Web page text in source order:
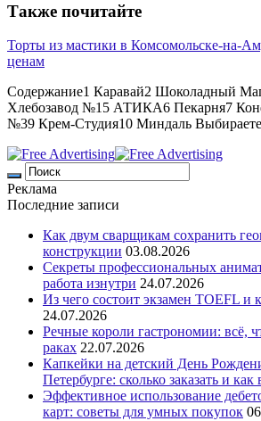
Также почитайте
Торты из мастики в Комсомольске-на-
ценам
Содержание1 Каравай2 Шоколадный
Хлебозавод №15 АТИКА6 Пекарня7
№39 Крем-Студия10 Миндаль
Реклама
Последние записи
Как двум сварщикам сохранить
конструкции 03.08.2026
Секреты профессиональных
работа изнутри 24.07.2026
Из чего состоит экзамен TOEFL и
24.07.2026
Речные короли гастрономии: всё,
раках 22.07.2026
Капкейки на детский День
Петербурге: сколько заказать и как
Эффективное использование
карт: советы для умных покупок